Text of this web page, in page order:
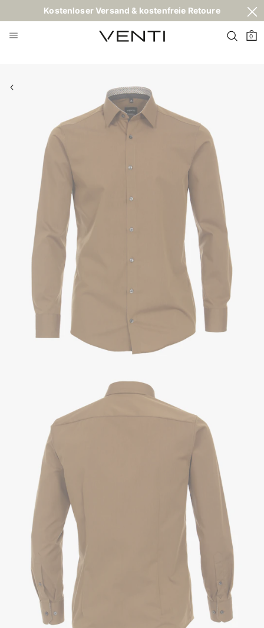
Kostenloser Versand & kostenfreie Retoure
0